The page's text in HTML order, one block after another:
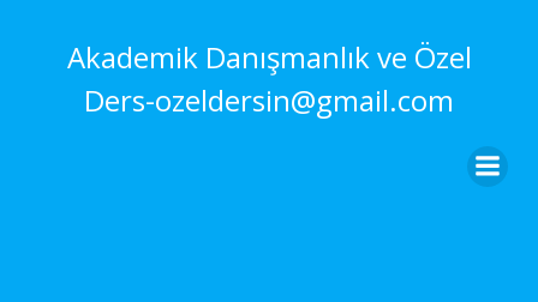
Akademik Danışmanlık ve Özel
Ders-ozeldersin@gmail.com